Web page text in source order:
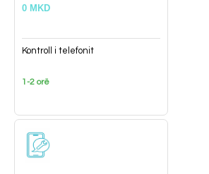
0 MKD
Kontroll i telefonit
1-2 orë